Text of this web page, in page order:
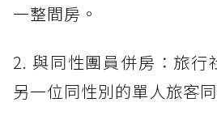
一整間房。
2. 與同性團員併房：旅行
另一位同性別的單人旅客同